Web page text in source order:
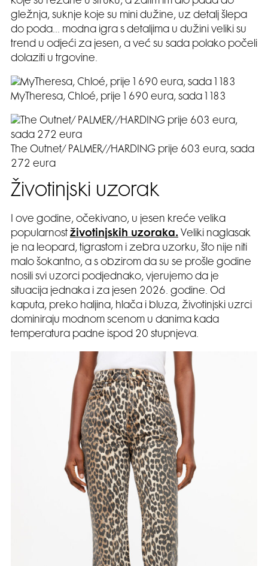
gležnja, suknje koje su mini dužine, uz detalj šlepa
do poda… modna igra s detaljima u dužini veliki su
trend u odjeći za jesen, a već su sada polako počeli
dolaziti u trgovine.
MyTheresa, Chloé, prije 1 690 eura, sada 1 183
The Outnet/ PALMER//HARDING prije 603 eura, sada
272 eura
Životinjski uzorak
I ove godine, očekivano, u jesen kreće velika
popularnost životinjskih uzoraka. Veliki naglasak
je na leopard, tigrastom i zebra uzorku, što nije niti
malo šokantno, a s obzirom da su se prošle godine
nosili svi uzorci podjednako, vjerujemo da je
situacija jednaka i za jesen 2026. godine. Od
kaputa, preko haljina, hlača i bluza, životinjski uzrci
dominiraju modnom scenom u danima kada
temperatura padne ispod 20 stupnjeva.